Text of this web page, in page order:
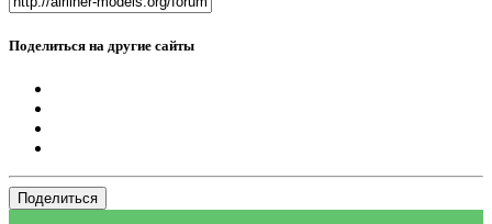
Поделиться на другие сайты
Поделиться